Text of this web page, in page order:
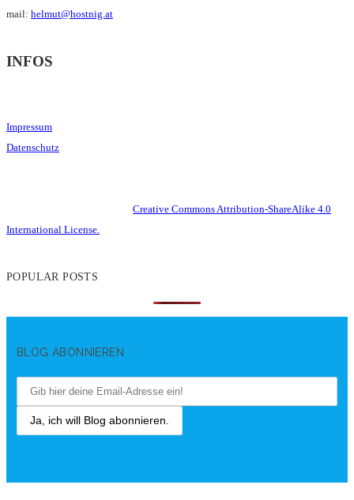
mail: helmut@hostnig.at
INFOS
Impressum
Datenschutz
Creative Commons Attribution-ShareAlike 4.0
International License.
POPULAR POSTS
BLOG ABONNIEREN